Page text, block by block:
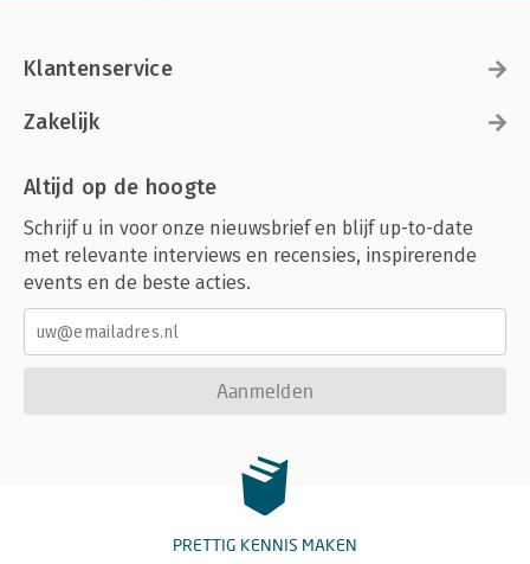
Klantenservice
Zakelijk
Altijd op de hoogte
Schrijf u in voor onze nieuwsbrief en blijf up-to-date
met relevante interviews en recensies, inspirerende
events en de beste acties.
Aanmelden
PRETTIG KENNIS MAKEN